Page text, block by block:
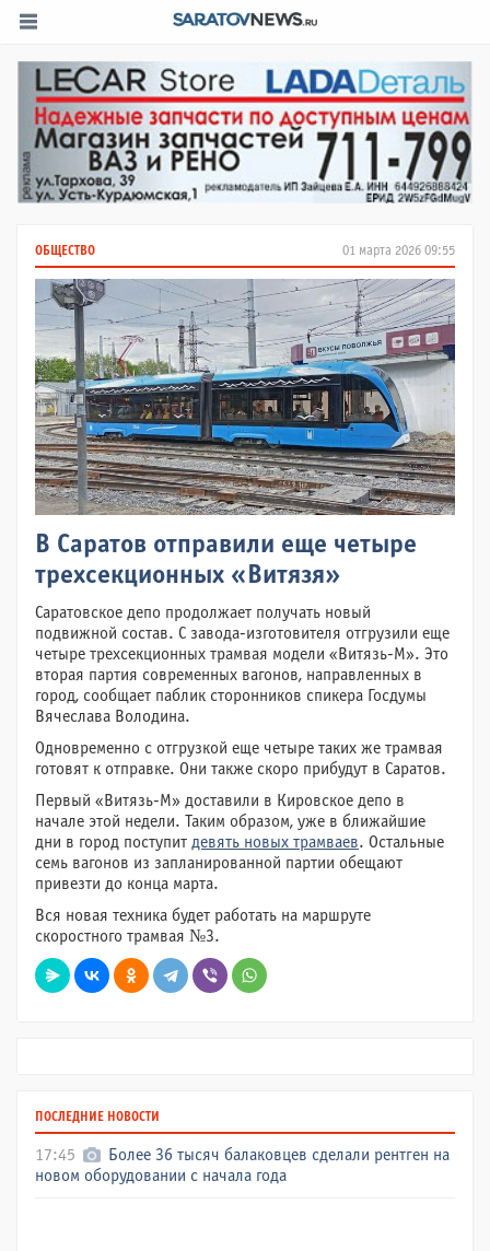
01 марта 2026 09:55
ОБЩЕСТВО
В Саратов отправили еще четыре
трехсекционных «Витязя»
Саратовское депо продолжает получать новый
подвижной состав. С завода-изготовителя отгрузили еще
четыре трехсекционных трамвая модели «Витязь-М». Это
вторая партия современных вагонов, направленных в
город, сообщает паблик сторонников спикера Госдумы
Вячеслава Володина.
Одновременно с отгрузкой еще четыре таких же трамвая
готовят к отправке. Они также скоро прибудут в Саратов.
Первый «Витязь-М» доставили в Кировское депо в
начале этой недели. Таким образом, уже в ближайшие
дни в город поступит девять новых трамваев. Остальные
семь вагонов из запланированной партии обещают
привезти до конца марта.
Вся новая техника будет работать на маршруте
скоростного трамвая №3.
ПОСЛЕДНИЕ НОВОСТИ
17:45
Более 36 тысяч балаковцев сделали рентген на
новом оборудовании с начала года